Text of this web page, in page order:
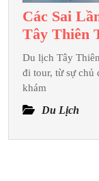
Các Sai
Tây Thiên
Du lịch Tây
đi tour, từ sự chủ
khám
Du Lịch